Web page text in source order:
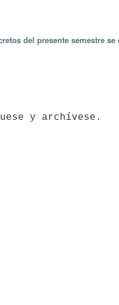
del presente semestre